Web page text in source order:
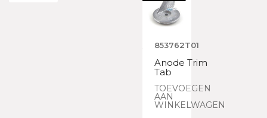
853762T01
Anode Trim
Tab
TOEVOEGEN
AAN
WINKELWAGEN